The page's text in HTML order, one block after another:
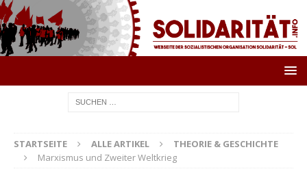
STARTSEITE ALLE ARTIKEL
THEORIE & GESCHICHTE
Marxismus und Zweiter Weltkrieg